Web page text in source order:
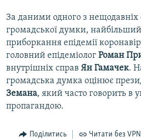
За даними одного з нещодавніх
громадської думки,
приборкання епідемії
головний епідеміолог Роман
внутрішніх справ Ян Гамачек.
громадська думка оцінює
Земана, який часто говорить в
пропагандою.
Поділитись Читати без VPN